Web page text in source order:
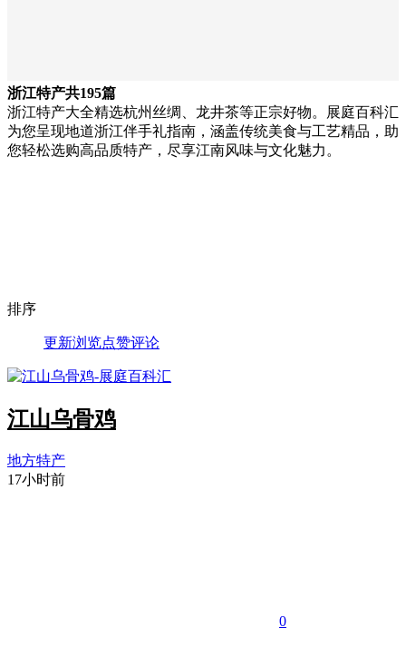
浙江特产共195篇
浙江特产大全精选杭州丝绸、龙井茶等正宗好物。展庭百科汇
为您呈现地道浙江伴手礼指南，涵盖传统美食与工艺精品，助
您轻松选购高品质特产，尽享江南风味与文化魅力。
排序
更新浏览点赞评论
江山乌骨鸡
地方特产
17小时前
0